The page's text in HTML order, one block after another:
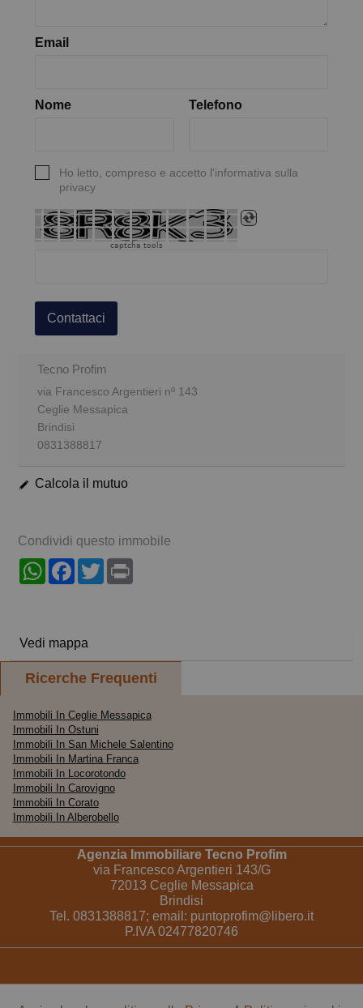
Email
Nome Telefono
Ho letto, compreso e accetto l'informativa sulla
privacy
captcha tools
Contattaci
Tecno Profim
via Francesco Argentieri nº 143
Ceglie Messapica
Brindisi
0831388817
Calcola il mutuo
Condividi questo immobile
WhatsAppFacebook
Twitter
Vedi mappa
Ricerche Frequenti
Immobili In Ceglie Messapica
Immobili In Ostuni
Immobili In San Michele Salentino
Immobili In Martina Franca
Immobili In Locorotondo
Immobili In Carovigno
Immobili In Corato
Immobili In Alberobello
Agenzia Immobiliare Tecno Profim
via Francesco Argentieri 143/G
72013 Ceglie Messapica
Brindisi
Tel. 0831388817; email: puntoprofim@libero.it
P.IVA 02477820746